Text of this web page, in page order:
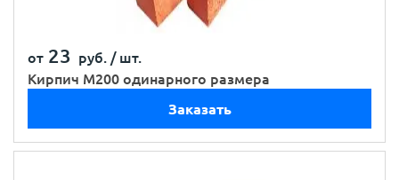
от 23 руб. / шт.
Кирпич М200 одинарного размера
Заказать